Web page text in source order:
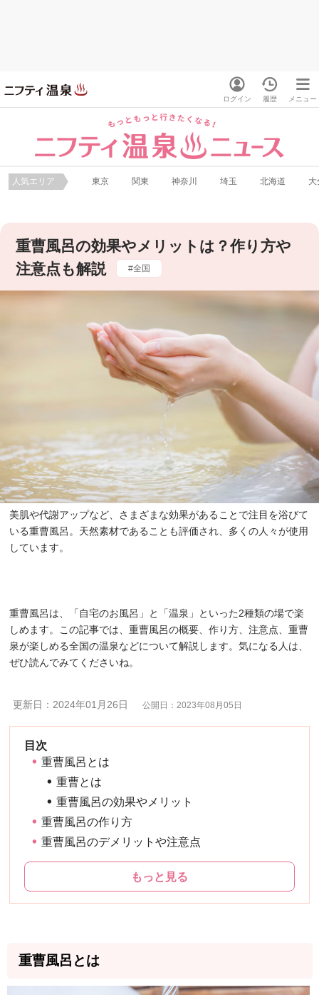
ログイン 履歴 メニュー
人気エリア 東京 関東 神奈川 埼玉 北海道 大
重曹風呂の効果やメリットは？作り方や
注意点も解説
全国
美肌や代謝アップなど、さまざまな効果があることで注目を浴びて
いる重曹風呂。天然素材であることも評価され、多くの人々が使用
しています。
重曹風呂は、「自宅のお風呂」と「温泉」といった2種類の場で楽
しめます。この記事では、重曹風呂の概要、作り方、注意点、重曹
泉が楽しめる全国の温泉などについて解説します。気になる人は、
ぜひ読んでみてくださいね。
更新日：2024年01月26日 公開日：2023年08月05日
重曹風呂とは
重曹とは
重曹風呂の効果やメリット
重曹風呂の作り方
重曹風呂のデメリットや注意点
もっと見る
重曹風呂とは